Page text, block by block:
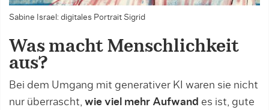
Sabine Israel: digitales Portrait Sigrid
Was macht Menschlichkeit
aus?
Bei dem Umgang mit generativer KI waren sie nicht
nur überrascht, wie viel mehr Aufwand es ist, gute